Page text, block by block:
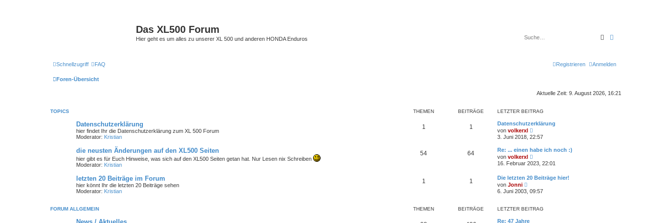
Das XL500 Forum
Hier geht es um alles zu unserer XL 500 und anderen HONDA Enduros Suche
Schnellzugriff FAQ Anmelden
Registrieren
Foren-Übersicht
Aktuelle Zeit: 9. August 2026, 16:21
TOPICS THEMEN BEITRÄGE LETZTER BEITRAG
Datenschutzerklärung
hier findet Ihr die Datenschutzerklärung zum XL 500 Forum
Moderator: Kristian
1 1
Datenschutzerklärung
von volkerxl
e
u
s
e
B
i
t
a
g
3. Juni 2018, 22:57
die neusten Änderungen auf den XL500 Seiten
hier gibt es für Euch Hinweise, was sich auf den XL500 Seiten getan hat. Nur Lesen nix Schreiben
Moderator: Kristian
54 64
Re: ... einen habe ich noch :)
von volkerxl
e
u
s
e
e
16. Februar 2023, 22:01
letzten 20 Beiträge im Forum
hier könnt Ihr die letzten 20 Beiträge sehen
Moderator: Kristian
1 1
Die letzten 20 Beiträge hier!
von Jonni
e
u
s
e
6. Juni 2003, 09:57
FORUM ALLGEMEIN THEMEN BEITRÄGE LETZTER BEITRAG
Re: 47 Jahre